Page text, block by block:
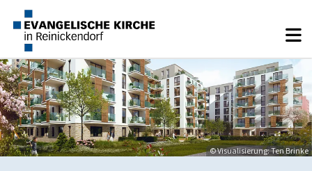
© Visualisierung: Ten Brinke